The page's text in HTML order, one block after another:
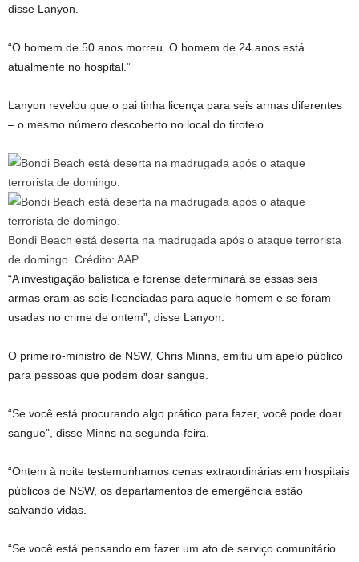
disse Lanyon.
“O homem de 50 anos morreu. O homem de 24 anos está
atualmente no hospital.”
Lanyon revelou que o pai tinha licença para seis armas diferentes
– o mesmo número descoberto no local do tiroteio.
Bondi Beach está deserta na madrugada após o ataque terrorista
de domingo. Crédito: AAP
“A investigação balística e forense determinará se essas seis
armas eram as seis licenciadas para aquele homem e se foram
usadas no crime de ontem”, disse Lanyon.
O primeiro-ministro de NSW, Chris Minns, emitiu um apelo público
para pessoas que podem doar sangue.
“Se você está procurando algo prático para fazer, você pode doar
sangue”, disse Minns na segunda-feira.
“Ontem à noite testemunhamos cenas extraordinárias em hospitais
públicos de NSW, os departamentos de emergência estão
salvando vidas.
“Se você está pensando em fazer um ato de serviço comunitário